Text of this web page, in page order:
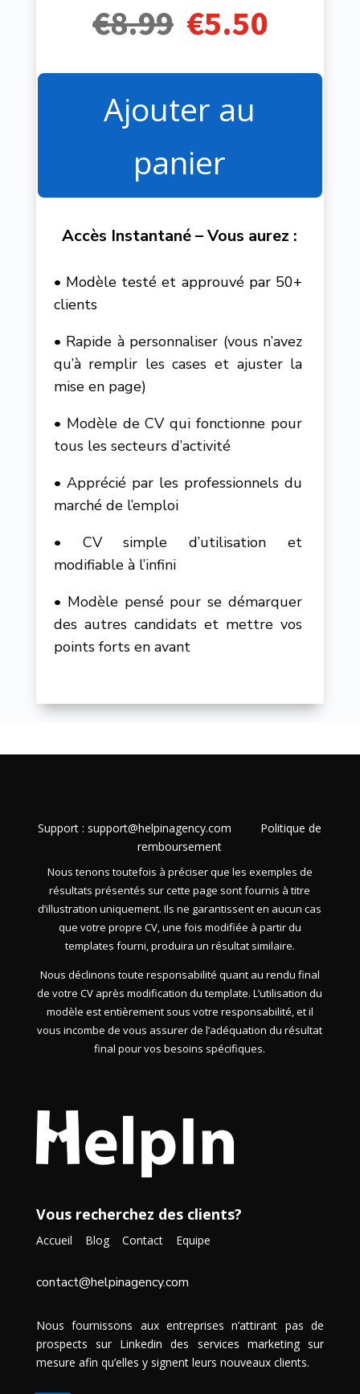
€8.99 €5.50
Ajouter au
panier
Accès Instantané – Vous aurez :
• Modèle testé et approuvé par 50+
clients
• Rapide à personnaliser (vous n’avez
qu’à remplir les cases et ajuster la
mise en page)
• Modèle de CV qui fonctionne pour
tous les secteurs d’activité
• Apprécié par les professionnels du
marché de l’emploi
• CV simple d’utilisation et
modifiable à l’infini
• Modèle pensé pour se démarquer
des autres candidats et mettre vos
points forts en avant
Support : support@helpinagency.com
Politique de
remboursement
Nous tenons toutefois à préciser que les exemples de
résultats présentés sur cette page sont fournis à titre
d’illustration uniquement. Ils ne garantissent en aucun cas
que votre propre CV, une fois modifiée à partir du
templates fourni, produira un résultat similaire.
Nous déclinons toute responsabilité quant au rendu final
de votre CV après modification du template. L’utilisation du
modèle est entièrement sous votre responsabilité, et il
vous incombe de vous assurer de l’adéquation du résultat
final pour vos besoins spécifiques.
Vous recherchez des clients?
Accueil Blog Contact Equipe
contact@helpinagency.com
Nous fournissons aux entreprises n’attirant pas de
prospects sur Linkedin des services marketing sur
mesure afin qu’elles y signent leurs nouveaux clients.